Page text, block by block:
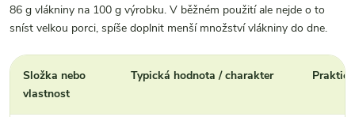
86 g vlákniny na 100 g výrobku. V běžném použití ale nejde o to
sníst velkou porci, spíše doplnit menší množství vlákniny do dne.
Složka nebo
vlastnost
Typická hodnota / charakter